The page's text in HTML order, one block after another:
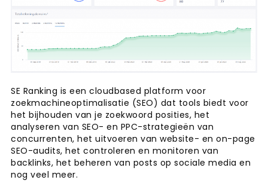
SE Ranking is een cloudbased platform voor
zoekmachineoptimalisatie (SEO) dat tools biedt voor
het bijhouden van je zoekwoord posities, het
analyseren van SEO- en PPC-strategieën van
concurrenten, het uitvoeren van website- en on-page
SEO-audits, het controleren en monitoren van
backlinks, het beheren van posts op sociale media en
nog veel meer.